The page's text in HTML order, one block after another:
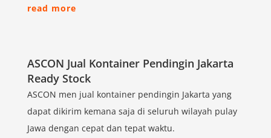
read more
ASCON Jual Kontainer Pendingin Jakarta
Ready Stock
ASCON men jual kontainer pendingin Jakarta yang
dapat dikirim kemana saja di seluruh wilayah pulay
Jawa dengan cepat dan tepat waktu.